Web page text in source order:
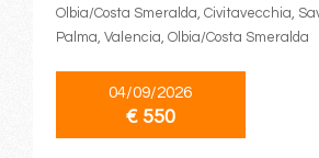
Olbia/Costa Smeralda, Civitavecchia,
Palma, Valencia, Olbia/Costa Smeralda
04/09/2026
€ 550